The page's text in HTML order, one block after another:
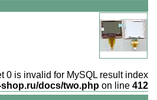
0 is invalid for MySQL result index
docs/two.php on line 412